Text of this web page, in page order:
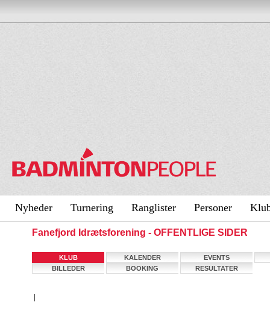
Nyheder Turnering Ranglister Personer
Fanefjord Idrætsforening - OFFENTLIGE SIDER
KLUB KALENDER
EVENTS
BILLEDER
BOOKING RESULTATER